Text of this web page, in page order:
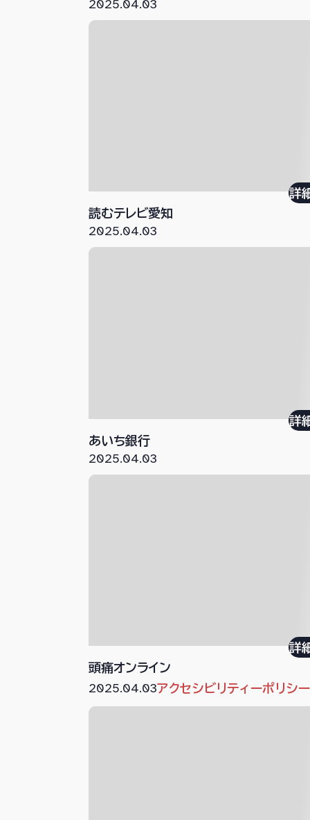
2025.04.03
読むテレビ愛知
詳
2025.04.03
あいち銀行
詳
2025.04.03
頭痛オンライン
詳
2025.04.03アクセシビリティーポリシー